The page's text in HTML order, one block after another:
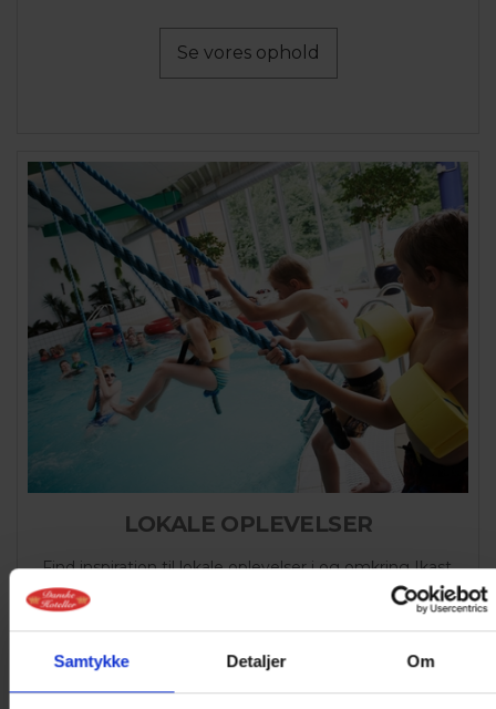
Samtykke Detaljer Om
Se vores ophold
LOKALE OPLEVELSER
Find inspiration til lokale oplevelser i og omkring Ikast.
Se lokale attraktioner